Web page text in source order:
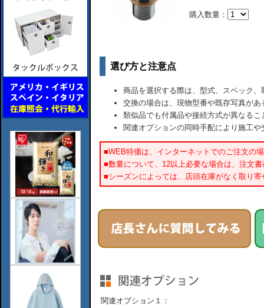
購入数量：
選び方と注意点
商品を選択する際は、型式、スペック
交換の場合は、現物型番や既存写真が
類似品でも付属品や接続方式が異なるこ
関連オプションの同時手配により施工
■WEB特価は、インターネットでのご注文の
■数量について、12以上必要な場合は、注文
■シーズンによっては、店頭在庫がなく取り
関連オプション１：